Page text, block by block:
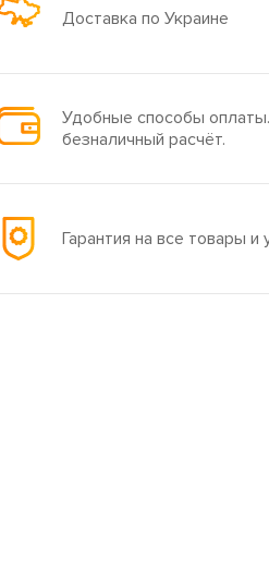
Доставка по Украине
Удобные способы
безналичный расчёт.
Гарантия на все товары и